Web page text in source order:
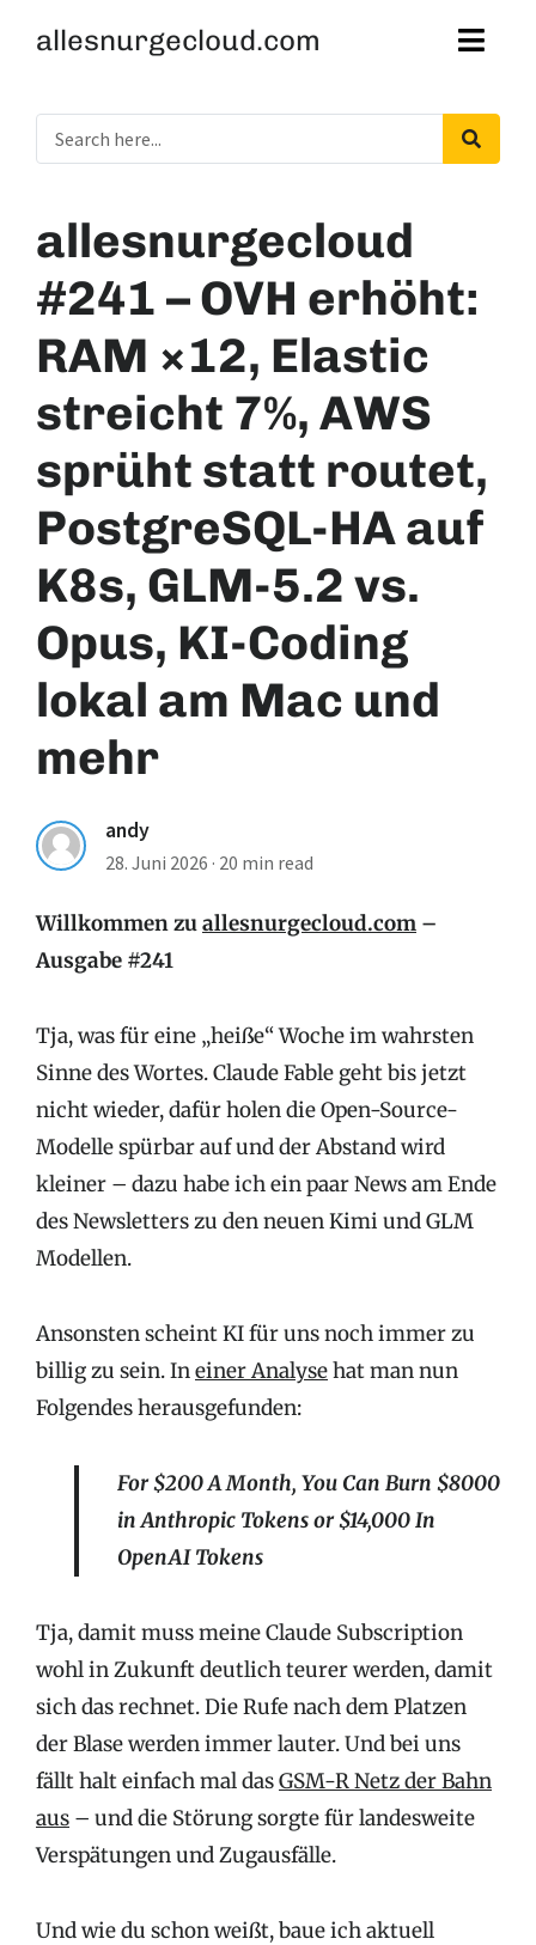
allesnurgecloud.com
allesnurgecloud
#241 – OVH erhöht:
RAM ×12, Elastic
streicht 7%, AWS
sprüht statt routet,
PostgreSQL-HA auf
K8s, GLM-5.2 vs.
Opus, KI-Coding
lokal am Mac und
mehr
andy
28. Juni 2026 · 20 min read
Willkommen zuallesnurgecloud.com –
Ausgabe #241
Tja, was für eine „heiße“ Woche im wahrsten
Sinne des Wortes. Claude Fable geht bis jetzt
nicht wieder, dafür holen die Open-Source-
Modelle spürbar auf und der Abstand wird
kleiner – dazu habe ich ein paar News am Ende
des Newsletters zu den neuen Kimi und GLM
Modellen.
Ansonsten scheint KI für uns noch immer zu
billig zu sein. Ineiner Analysehat man nun
Folgendes herausgefunden:
For $200 A Month, You Can Burn $8000
in Anthropic Tokens or $14,000 In
OpenAI Tokens
Tja, damit muss meine Claude Subscription
wohl in Zukunft deutlich teurer werden, damit
sich das rechnet. Die Rufe nach dem Platzen
der Blase werden immer lauter. Und bei uns
fällt halt einfach mal dasGSM-R Netz der Bahn
aus – und die Störung sorgte für landesweite
Verspätungen und Zugausfälle.
Und wie du schon weißt, baue ich aktuell